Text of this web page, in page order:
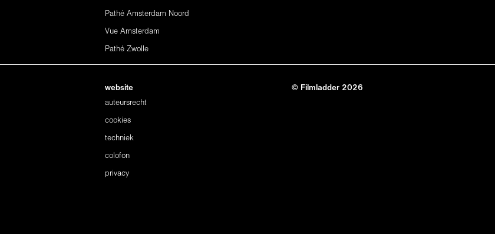
Pathé Amsterdam Noord
Vue Amsterdam
Pathé Zwolle
website
auteursrecht
cookies
techniek
colofon
privacy
© Filmladder 2026